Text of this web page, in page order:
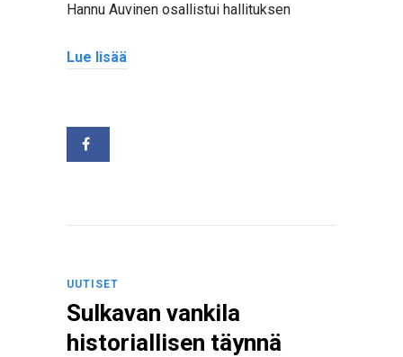
Hannu Auvinen osallistui hallituksen
Lue lisää
UUTISET
Sulkavan vankila
historiallisen täynnä